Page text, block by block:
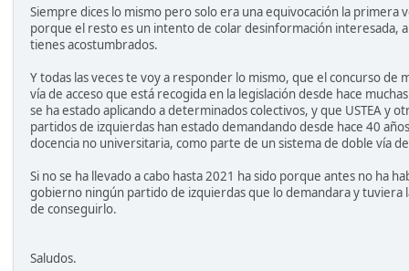
Siempre dices lo mismo pero solo era una equivocación la primera
porque el resto es un intento de colar desinformación interesada,
tienes acostumbrados.
Y todas las veces te voy a responder lo mismo, que el concurso de
vía de acceso que está recogida en la legislación desde hace
se ha estado aplicando a determinados colectivos, y que USTEA y
partidos de izquierdas han estado demandando desde hace 40
docencia no universitaria, como parte de un sistema de doble vía
Si no se ha llevado a cabo hasta 2021 ha sido porque antes no ha
gobierno ningún partido de izquierdas que lo demandara y tuviera
de conseguirlo.
Saludos.